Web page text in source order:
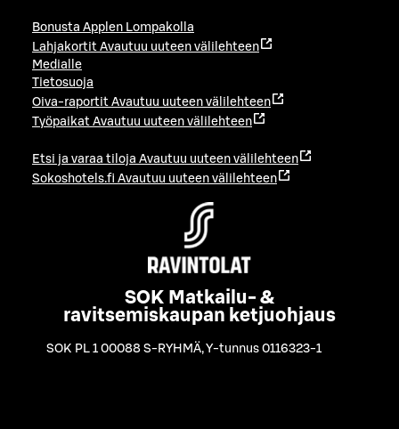
Bonusta Applen Lompakolla
Lahjakortit Avautuu uuteen välilehteen
Medialle
Tietosuoja
Oiva-raportit Avautuu uuteen välilehteen
Työpaikat Avautuu uuteen välilehteen
Etsi ja varaa tiloja Avautuu uuteen välilehteen
Sokoshotels.fi Avautuu uuteen välilehteen
SOK Matkailu- &
ravitsemiskaupan ketjuohjaus
SOK PL 1 00088 S-RYHMÄ,Y-tunnus 0116323-1